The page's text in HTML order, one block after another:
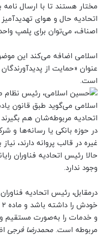
مختار هستند تا با ارسال
اصناف، می‌توان برای پلمپ
اسلامی اضافه می‌کند این
است.
اتحادیه مربوطه‌شان هم
در حوزه بانکی یا رسانه‌ها و
حالا رئیس اتحادیه فناوران
وجود ندارد.
درمقابل، رئیس اتحادیه
و خدمات را به‌صورت مستقیم و
مربوطه است. محمدرضا فرجی